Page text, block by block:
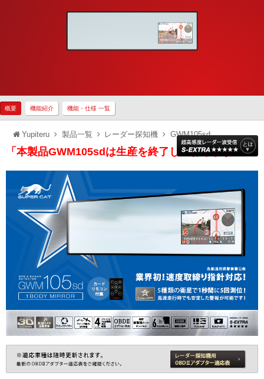
概要 機能紹介 機能・仕様 一覧
Yupiteru 製品一覧 レーダー探知機 GWM105sd
「本製品GWM105sdは生産を終了しております」